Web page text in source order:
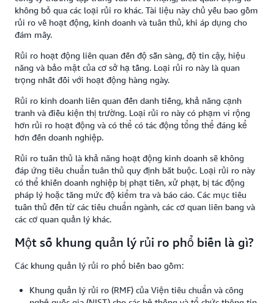
không bỏ qua các loại rủi ro khác. Tài liệu này chủ yếu bao gồm
rủi ro về hoạt động, kinh doanh và tuân thủ, khi áp dụng cho
đám mây.
Rủi ro hoạt động liên quan đến độ sẵn sàng, độ tin cậy, hiệu
năng và bảo mật của cơ sở hạ tầng. Loại rủi ro này là quan
trọng nhất đối với hoạt động hàng ngày.
Rủi ro kinh doanh liên quan đến danh tiếng, khả năng cạnh
tranh và điều kiện thị trường. Loại rủi ro này có phạm vi rộng
hơn rủi ro hoạt động và có thể có tác động tổng thể đáng kể
hơn đến doanh nghiệp.
Rủi ro tuân thủ là khả năng hoạt động kinh doanh sẽ không
đáp ứng tiêu chuẩn tuân thủ quy định bắt buộc. Loại rủi ro này
có thể khiến doanh nghiệp bị phạt tiền, xử phạt, bị tác động
pháp lý hoặc tăng mức độ kiểm tra và báo cáo. Các mục tiêu
tuân thủ đến từ các tiêu chuẩn ngành, các cơ quan liên bang và
các cơ quan quản lý khác.
Một số khung quản lý rủi ro phổ biến là gì?
Các khung quản lý rủi ro phổ biến bao gồm:
Khung quản lý rủi ro (RMF) của Viện tiêu chuẩn và công